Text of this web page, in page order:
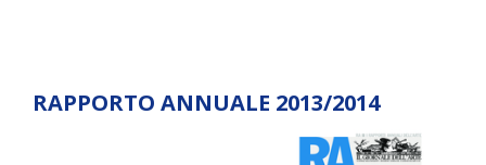
RAPPORTO ANNUALE 2013/2014